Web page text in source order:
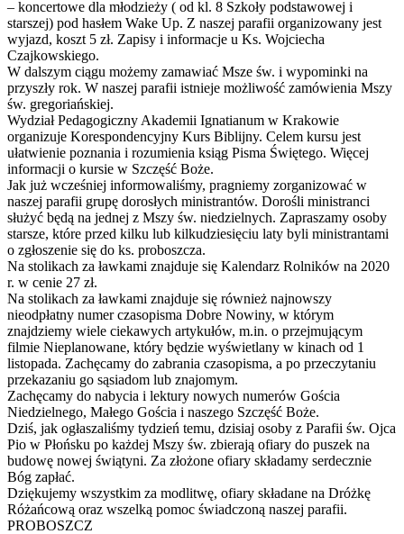
– koncertowe dla młodzieży ( od kl. 8 Szkoły podstawowej i
starszej) pod hasłem Wake Up. Z naszej parafii organizowany jest
wyjazd, koszt 5 zł. Zapisy i informacje u Ks. Wojciecha
Czajkowskiego.
W dalszym ciągu możemy zamawiać Msze św. i wypominki na
przyszły rok. W naszej parafii istnieje możliwość zamówienia Mszy
św. gregoriańskiej.
Wydział Pedagogiczny Akademii Ignatianum w Krakowie
organizuje Korespondencyjny Kurs Biblijny. Celem kursu jest
ułatwienie poznania i rozumienia ksiąg Pisma Świętego. Więcej
informacji o kursie w Szczęść Boże.
Jak już wcześniej informowaliśmy, pragniemy zorganizować w
naszej parafii grupę dorosłych ministrantów. Dorośli ministranci
służyć będą na jednej z Mszy św. niedzielnych. Zapraszamy osoby
starsze, które przed kilku lub kilkudziesięciu laty byli ministrantami
o zgłoszenie się do ks. proboszcza.
Na stolikach za ławkami znajduje się Kalendarz Rolników na 2020
r. w cenie 27 zł.
Na stolikach za ławkami znajduje się również najnowszy
nieodpłatny numer czasopisma Dobre Nowiny, w którym
znajdziemy wiele ciekawych artykułów, m.in. o przejmującym
filmie Nieplanowane, który będzie wyświetlany w kinach od 1
listopada. Zachęcamy do zabrania czasopisma, a po przeczytaniu
przekazaniu go sąsiadom lub znajomym.
Zachęcamy do nabycia i lektury nowych numerów Gościa
Niedzielnego, Małego Gościa i naszego Szczęść Boże.
Dziś, jak ogłaszaliśmy tydzień temu, dzisiaj osoby z Parafii św. Ojca
Pio w Płońsku po każdej Mszy św. zbierają ofiary do puszek na
budowę nowej świątyni. Za złożone ofiary składamy serdecznie
Bóg zapłać.
Dziękujemy wszystkim za modlitwę, ofiary składane na Dróżkę
Różańcową oraz wszelką pomoc świadczoną naszej parafii.
PROBOSZCZ